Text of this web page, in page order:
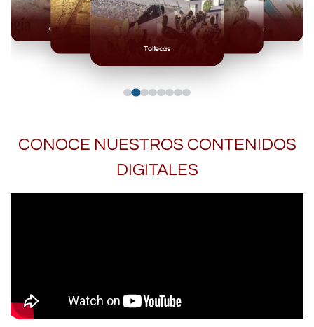
Toltecas
Mexicas
Olmecas
CONOCE NUESTROS CONTENIDOS
DIGITALES